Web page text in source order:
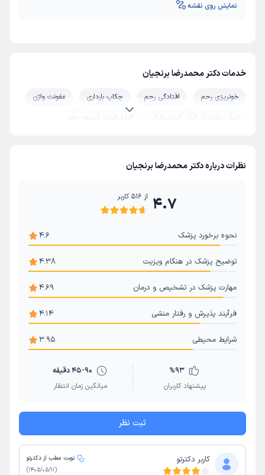
نمایش روی نقشه
خدمات دکتر محمدرضا برنجیان
خونریزی رحم افتادگی رحم چکاپ بارداری
عفونت واژن
تنبلی تخمدان (پلی کیستیک)
لاپاراسکوپی فیبروم رحم
کیست تخمدان
سزارین
یائسگی زودرس
نظرات درباره دکتر محمدرضا برنجیان
4.7 از516کاربر
نحوه برخورد پزشک 4.6
توضیح پزشک در هنگام ویزیت 4.38
مهارت پزشک در تشخیص و درمان 4.69
فرآیند پذیرش و رفتار منشی 4.14
شرایط محیطی 3.95
%93
پیشنهاد کاربران
45-90 دقیقه
میانگین زمان انتظار
ثبت نظر
کاربر دکترتو
نوبت مطب از دکترتو
(
1405/05/11
)